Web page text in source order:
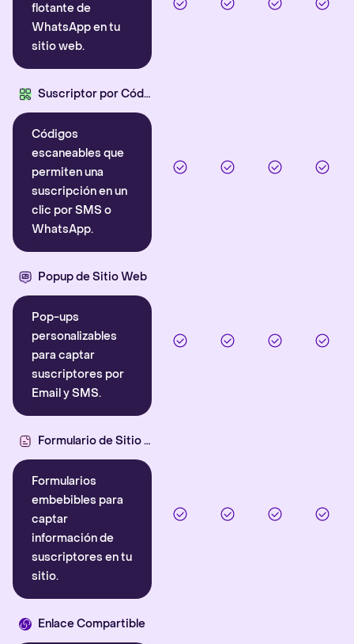
flotante de
WhatsApp en tu
sitio web.
Suscriptor por Código QR
Códigos
escaneables que
permiten una
suscripción en un
clic por SMS o
WhatsApp.
Popup de Sitio Web
Pop-ups
personalizables
para captar
suscriptores por
Email y SMS.
Formulario de Sitio Web
Formularios
embebibles para
captar
información de
suscriptores en tu
sitio.
Enlace Compartible